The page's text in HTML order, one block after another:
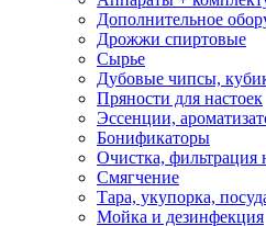
Дополнительное
Дрожжи спиртовые
Сырье
Дубовые чипсы,
Пряности для настоек
Эссенции,
Бонификаторы
Очистка, фильтрация
Смягчение
Тара, укупорка,
Мойка и дезинфекция